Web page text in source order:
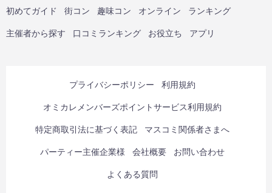
初めてガイド 街コン 趣味コン オンライン ランキング
主催者から探す 口コミランキング お役立ち アプリ
プライバシーポリシー 利用規約
オミカレメンバーズポイントサービス利用規約
特定商取引法に基づく表記 マスコミ関係者さまへ
パーティー主催企業様 会社概要 お問い合わせ
よくある質問